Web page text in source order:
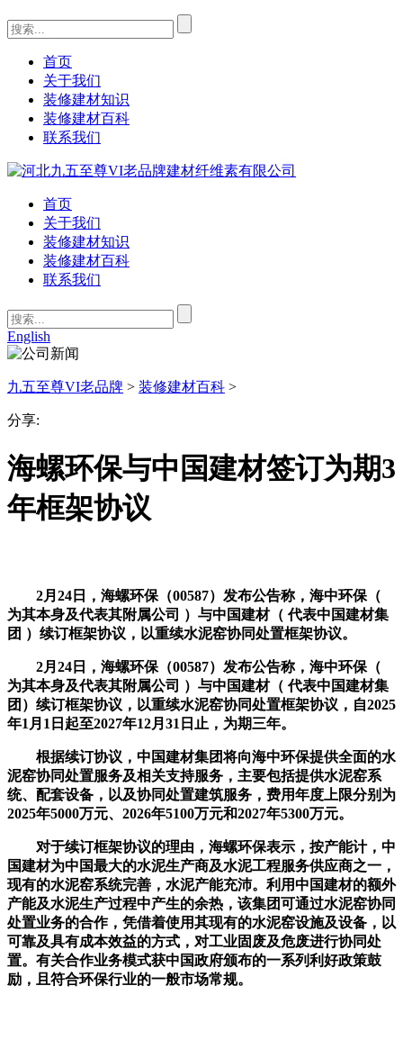
首页
关于我们
装修建材知识
装修建材百科
联系我们
首页
关于我们
装修建材知识
装修建材百科
联系我们
English
九五至尊VI老品牌 > 装修建材百科 >
分享:
海螺环保与中国建材签订为期3
年框架协议
2月24日，海螺环保（00587）发布公告称，海中环保（
为其本身及代表其附属公司 ）与中国建材（ 代表中国建材集
团 ）续订框架协议，以重续水泥窑协同处置框架协议。
2月24日，海螺环保（00587）发布公告称，海中环保（
为其本身及代表其附属公司 ）与中国建材（ 代表中国建材集
团）续订框架协议，以重续水泥窑协同处置框架协议，自2025
年1月1日起至2027年12月31日止，为期三年。
根据续订协议，中国建材集团将向海中环保提供全面的水
泥窑协同处置服务及相关支持服务，主要包括提供水泥窑系
统、配套设备，以及协同处置建筑服务，费用年度上限分别为
2025年5000万元、2026年5100万元和2027年5300万元。
对于续订框架协议的理由，海螺环保表示，按产能计，中
国建材为中国最大的水泥生产商及水泥工程服务供应商之一，
现有的水泥窑系统完善，水泥产能充沛。利用中国建材的额外
产能及水泥生产过程中产生的余热，该集团可通过水泥窑协同
处置业务的合作，凭借着使用其现有的水泥窑设施及设备，以
可靠及具有成本效益的方式，对工业固废及危废进行协同处
置。有关合作业务模式获中国政府颁布的一系列利好政策鼓
励，且符合环保行业的一般市场常规。